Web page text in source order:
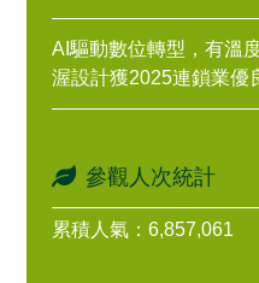
AI驅動數位轉型，有溫
渥設計獲2025連鎖業優
參觀人次統計
累積人氣：6,857,061